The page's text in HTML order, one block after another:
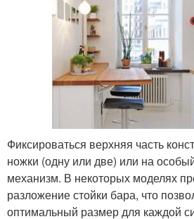
Фиксироваться верхняя часть
ножки (одну или две) или на
механизм. В некоторых моделях
разложение стойки бара, что
оптимальный размер для каждой